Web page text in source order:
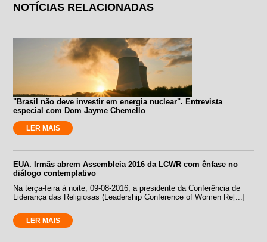
NOTÍCIAS RELACIONADAS
"Brasil não deve investir em energia nuclear". Entrevista
especial com Dom Jayme Chemello
LER MAIS
EUA. Irmãs abrem Assembleia 2016 da LCWR com ênfase no
diálogo contemplativo
Na terça-feira à noite, 09-08-2016, a presidente da Conferência de
Liderança das Religiosas (Leadership Conference of Women Re[...]
LER MAIS